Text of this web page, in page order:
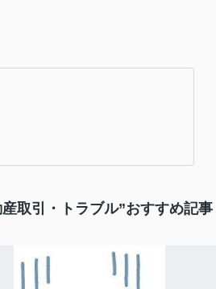
産取引・トラブル”おすすめ記事